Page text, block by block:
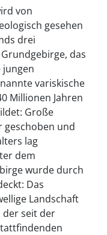
von
gesehen
drei
das
jungen
variskische
Millionen Jahren
Große
und
lag
dem
wurde durch
Das
Landschaft
der seit der